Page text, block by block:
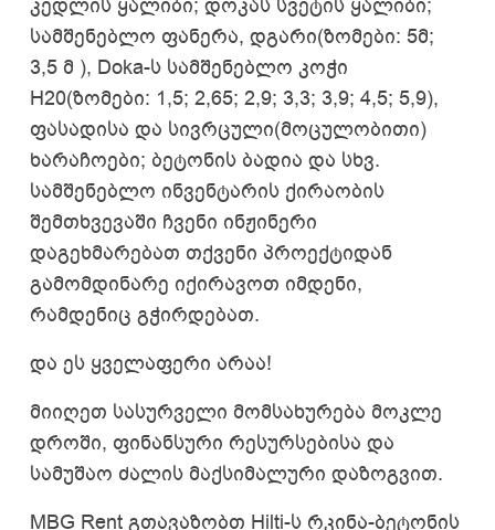
სამშენებლო ფანერა, დგარი(ზომები: 5მ;
3,5 მ ), Doka-ს სამშენებლო კოჭი
H20(ზომები: 1,5; 2,65; 2,9; 3,3; 3,9; 4,5; 5,9),
ფასადისა და სივრცული(მოცულობითი)
ხარაჩოები; ბეტონის ბადია და სხვ.
სამშენებლო ინვენტარის ქირაობის
შემთხვევაში ჩვენი ინჟინერი
დაგეხმარებათ თქვენი პროექტიდან
გამომდინარე იქირავოთ იმდენი,
რამდენიც გჭირდებათ.
და ეს ყველაფერი არაა!
მიიღეთ სასურველი მომსახურება მოკლე
დროში, ფინანსური რესურსებისა და
სამუშაო ძალის მაქსიმალური დაზოგვით.
MBG Rent გთავაზობთ Hilti-ს რკინა-ბეტონის